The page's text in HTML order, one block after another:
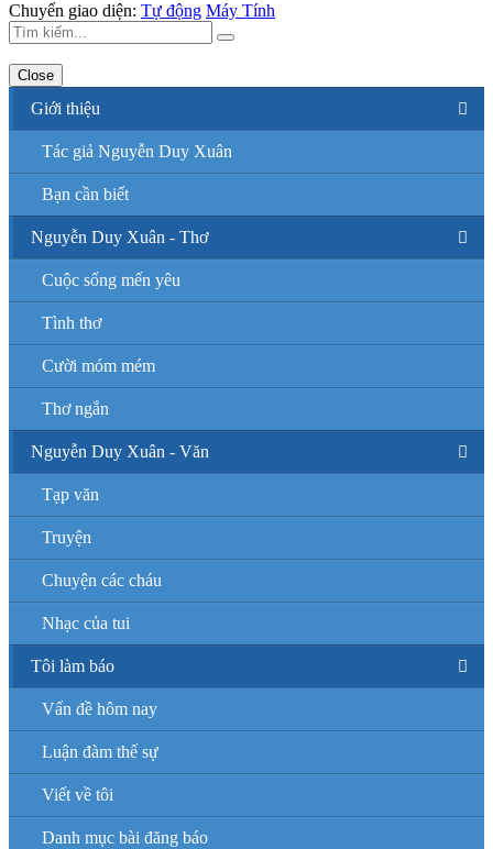
Chuyển giao diện: Tự động Máy Tính
Close
Giới thiệu
Tác giả Nguyễn Duy Xuân
Bạn cần biết
Nguyễn Duy Xuân - Thơ
Cuộc sống mến yêu
Tình thơ
Cười móm mém
Thơ ngắn
Nguyễn Duy Xuân - Văn
Tạp văn
Truyện
Chuyện các cháu
Nhạc của tui
Tôi làm báo
Vấn đề hôm nay
Luận đàm thế sự
Viết về tôi
Danh mục bài đăng báo